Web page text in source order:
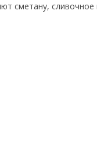
сметану,